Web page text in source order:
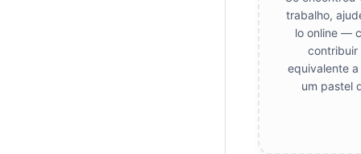
trabalho,
lo online —
contribuir
equivalente
um pastel